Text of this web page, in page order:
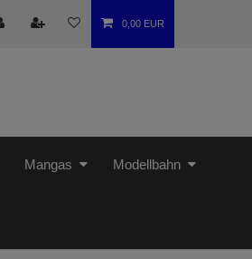
0,00 EUR
Mangas Modellbahn